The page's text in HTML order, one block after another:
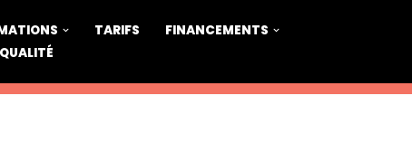
TARIFS
FINANCEMENTS